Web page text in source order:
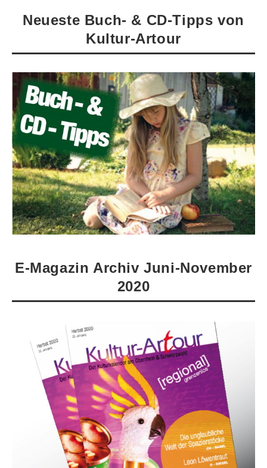
Neueste Buch- & CD-Tipps von
Kultur-Artour
E-Magazin Archiv Juni-November
2020